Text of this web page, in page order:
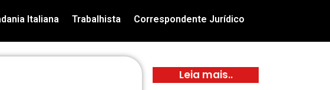
Italiana Trabalhista Correspondente Jurídico
Leia mais..